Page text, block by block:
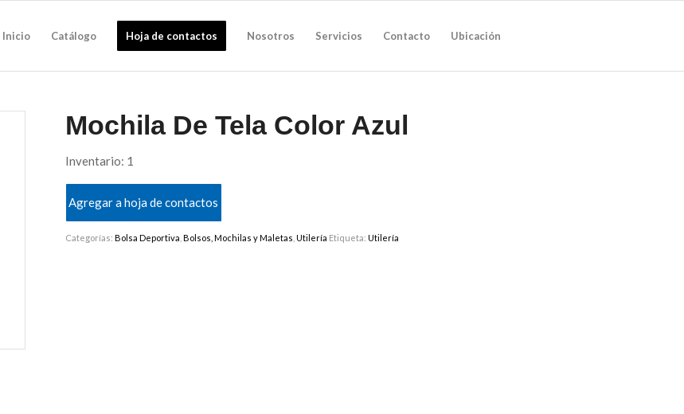
Inicio Catálogo Hoja de contactos Nosotros Servicios Contacto Ubicación
Mochila De Tela Color Azul
Inventario: 1
Agregar a hoja de contactos
Categorías:Bolsa Deportiva ,Bolsos, Mochilas y Maletas ,Utilería Etiqueta:Utilería